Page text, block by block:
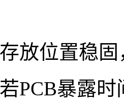
放位置稳
PCB暴露